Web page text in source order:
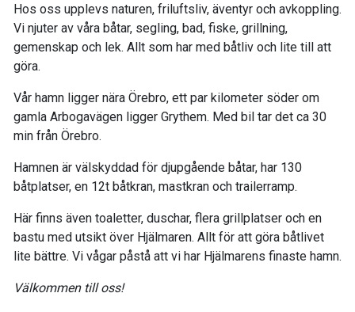
Hos oss upplevs naturen, friluftsliv, äventyr och avkoppling.
Vi njuter av våra båtar, segling, bad, fiske, grillning,
gemenskap och lek. Allt som har med båtliv och lite till att
göra.
Vår hamn ligger nära Örebro, ett par kilometer söder om
gamla Arbogavägen ligger Grythem. Med bil tar det ca 30
min från Örebro.
Hamnen är välskyddad för djupgående båtar, har 130
båtplatser, en 12t båtkran, mastkran och trailerramp.
Här finns även toaletter, duschar, flera grillplatser och en
bastu med utsikt över Hjälmaren. Allt för att göra båtlivet
lite bättre. Vi vågar påstå att vi har Hjälmarens finaste hamn.
Välkommen till oss!